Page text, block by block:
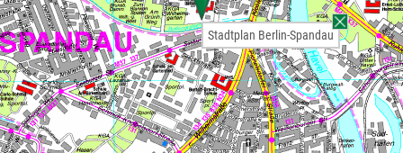
Stadtplan Berlin-Spandau